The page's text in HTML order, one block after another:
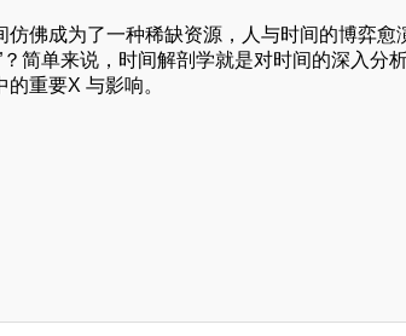
仿佛成为了一种稀缺资源，人与时间的博弈愈
？简单来说，时间解剖学就是对时间的深入分
重要X 与影响。